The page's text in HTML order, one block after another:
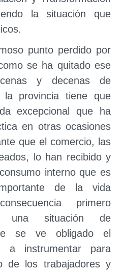
la situación que
punto perdido por
se ha quitado ese
y decenas de
la provincia tiene que
excepcional que ha
en otras ocasiones
que el comercio, las
lo han recibido y
interno que es
de la vida
primero
una situación de
se ve obligado el
a instrumentar para
de los trabajadores y